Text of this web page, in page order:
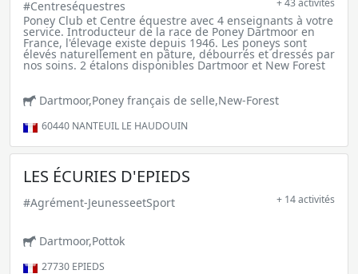
#Centreséquestres
Poney Club et Centre équestre avec 4 enseignants à votre
service. Introducteur de la race de Poney Dartmoor en
France, l'élevage existe depuis 1946. Les poneys sont
élevés naturellement en pâture, débourrés et dressés par
nos soins. 2 étalons disponibles Dartmoor et New Forest
Dartmoor,Poney français de selle,New-Forest
60440 NANTEUIL LE HAUDOUIN
LES ÉCURIES D'EPIEDS
#Agrément-JeunesseetSport + 14 activités
Dartmoor,Pottok
27730 EPIEDS